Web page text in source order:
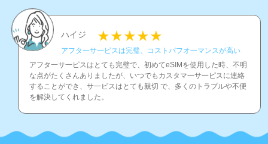
ハイジ
アフタ一サ一ピスは完璧、コストパフオ一マンスが高い
アフタ一サ一ピスはとても完璧で、初めてeSIMを使用した時、不明
な点がたくさんありましたが、いつでもカスタマ一サ一ピスに連絡
することができ、サ一ビスはとても親切 で、多くのトラプルや不便
を解決してくれました。